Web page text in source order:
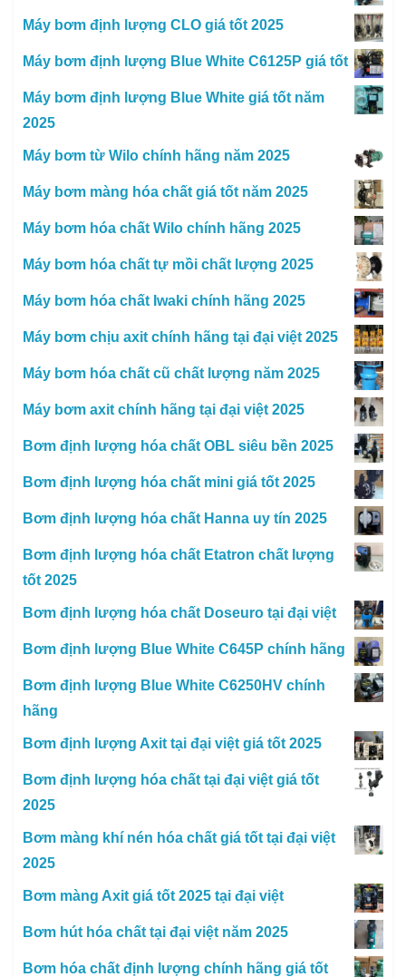
Máy bơm định lượng CLO giá tốt 2025
Máy bơm định lượng Blue White C6125P giá tốt
Máy bơm định lượng Blue White giá tốt năm
2025
Máy bơm từ Wilo chính hãng năm 2025
Máy bơm màng hóa chất giá tốt năm 2025
Máy bơm hóa chất Wilo chính hãng 2025
Máy bơm hóa chất tự mồi chất lượng 2025
Máy bơm hóa chất Iwaki chính hãng 2025
Máy bơm chịu axit chính hãng tại đại việt 2025
Máy bơm hóa chất cũ chất lượng năm 2025
Máy bơm axit chính hãng tại đại việt 2025
Bơm định lượng hóa chất OBL siêu bền 2025
Bơm định lượng hóa chất mini giá tốt 2025
Bơm định lượng hóa chất Hanna uy tín 2025
Bơm định lượng hóa chất Etatron chất lượng
tốt 2025
Bơm định lượng hóa chất Doseuro tại đại việt
Bơm định lượng Blue White C645P chính hãng
Bơm định lượng Blue White C6250HV chính
hãng
Bơm định lượng Axit tại đại việt giá tốt 2025
Bơm định lượng hóa chất tại đại việt giá tốt
2025
Bơm màng khí nén hóa chất giá tốt tại đại việt
2025
Bơm màng Axit giá tốt 2025 tại đại việt
Bơm hút hóa chất tại đại việt năm 2025
Bơm hóa chất định lượng chính hãng giá tốt